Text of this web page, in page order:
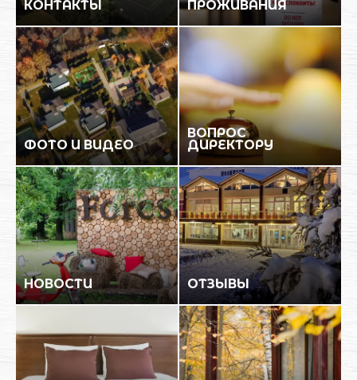
КОНТАКТЫ ПРОЖИВАНИЯ
ФОТО И ВИДЕО
ВОПРОС
ДИРЕКТОРУ
НОВОСТИ ОТЗЫВЫ